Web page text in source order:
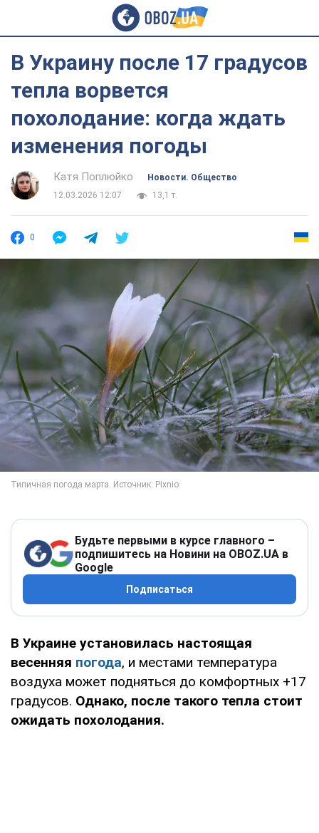
В Украину после 17 градусов
тепла ворвется
похолодание: когда ждать
изменения погоды
Катя Поплюйко
Новости. Общество
12.03.2026 12:07
13,1 т.
0
Будьте первыми в курсе главного –
подпишитесь на Новини на OBOZ.UA в
Google
Подписаться
В Украине установилась настоящая
весенняя погода, и местами температура
воздуха может подняться до комфортных +17
градусов. Однако, после такого тепла стоит
ожидать похолодания.